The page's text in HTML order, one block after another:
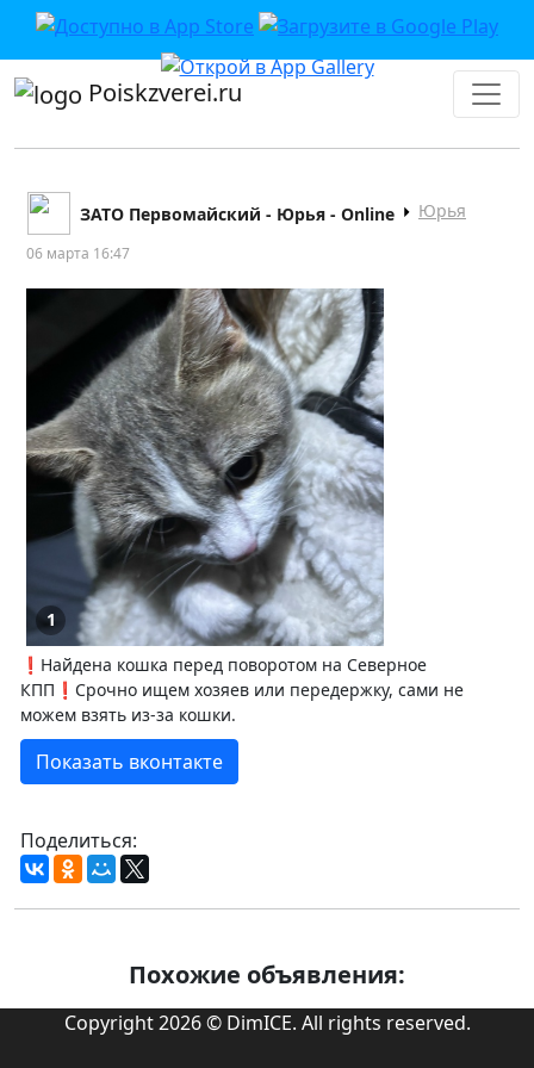
Poiskzverei.ru
ЗАТО Первомайский - Юрья - Online Юрья
06 марта 16:47
1
❗️Найдена кошка перед поворотом на Северное
КПП❗️Срочно ищем хозяев или передержку, сами не
можем взять из-за кошки.
Показать вконтакте
Поделиться:
Похожие объявления:
Copyright 2026 © DimICE. All rights reserved.